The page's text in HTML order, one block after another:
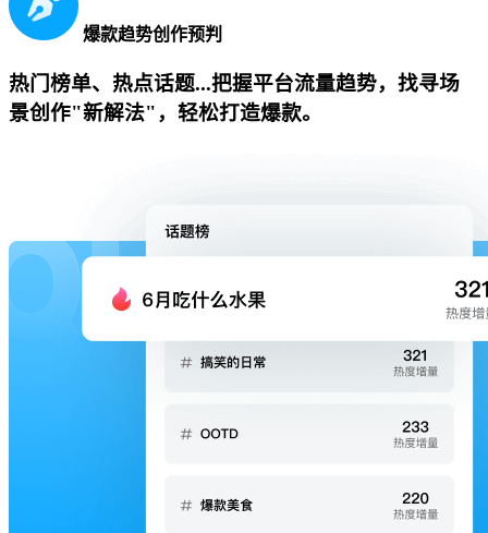
爆款趋势创作预判
热门榜单、热点话题...把握平台流量趋势，找寻场
景创作"新解法"，轻松打造爆款。